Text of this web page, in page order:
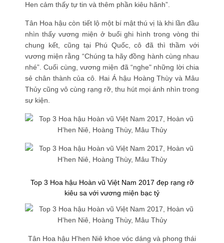
Hen cảm thấy tự tin và thêm phần kiêu hãnh”.
Tân Hoa hậu còn tiết lộ một bí mật thú vị là khi lần đầu
nhìn thấy vương miện ở buổi ghi hình trong vòng thi
chung kết, cũng tại Phú Quốc, cô đã thì thầm với
vương miện rằng “Chúng ta hãy đồng hành cùng nhau
nhé” . Cuối cùng, vương miện đã “nghe" những lời chia
sẻ chân thành của cô. Hai Á hậu Hoàng Thùy và Mâu
Thủy cũng vô cùng rạng rỡ, thu hút mọi ánh nhìn trong
sự kiện.
Top 3 Hoa hậu Hoàn vũ Việt Nam 2017 đẹp rạng rỡ
kiêu sa với vương miện bạc tỷ
Tân Hoa hậu H'hen Niê khoe vóc dáng và phong thái